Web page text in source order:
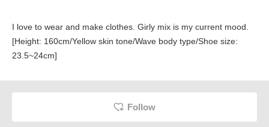
I love to wear and make clothes. Girly mix is my current mood.
[Height: 160cm/Yellow skin tone/Wave body type/Shoe size:
23.5~24cm]
Follow